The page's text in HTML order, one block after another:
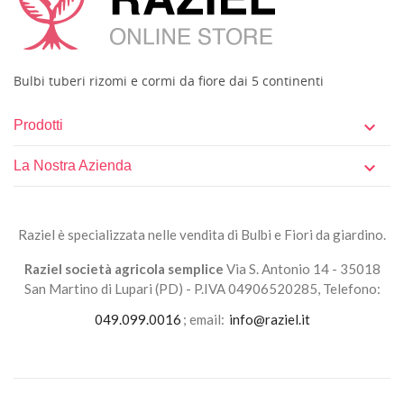
Bulbi tuberi rizomi e cormi da fiore dai 5 continenti
Prodotti 
La Nostra Azienda 
Raziel è specializzata nelle vendita di Bulbi e Fiori da giardino.
Raziel società agricola semplice Via S. Antonio 14 - 35018
San Martino di Lupari (PD) - P.IVA 04906520285, Telefono:
049.099.0016 ; email: info@raziel.it